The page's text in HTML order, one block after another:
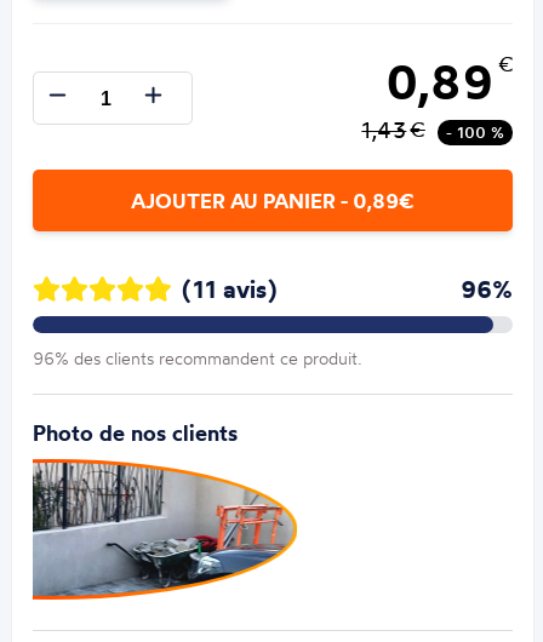
0,89 €
1,43€ - 100 %
AJOUTER AU PANIER - 0,89€
(11 avis) 96%
96% des clients recommandent ce produit.
Photo de nos clients